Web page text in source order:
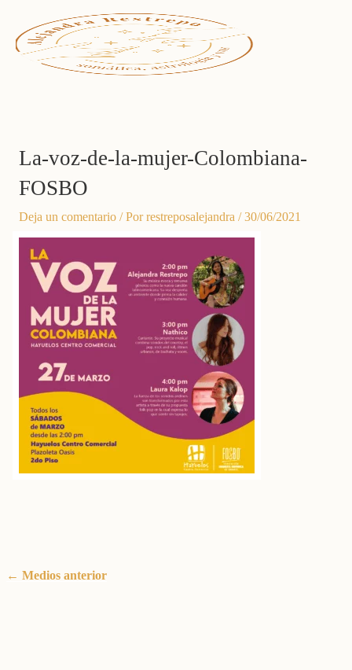
contenido
La-voz-de-la-mujer-Colombiana-
FOSBO
Deja un comentario / Porrestreposalejandra /30/06/2021
← Medios anterior